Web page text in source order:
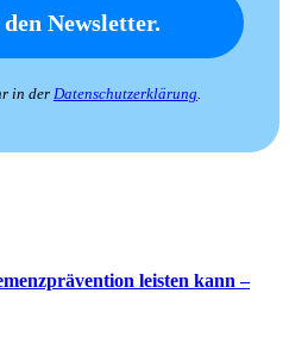
in der Datenschutzerklärung
leisten kann –